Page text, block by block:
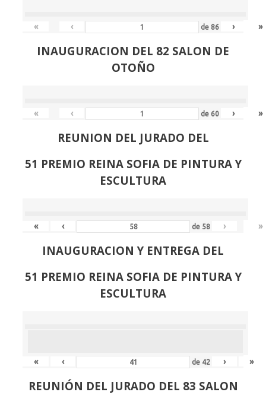
« ‹ de 86 › »
INAUGURACION DEL 82 SALON DE
OTOÑO
« ‹ de 60 › »
REUNION DEL JURADO DEL
51 PREMIO REINA SOFIA DE PINTURA Y
ESCULTURA
« ‹ de 58 › »
INAUGURACION Y ENTREGA DEL
51 PREMIO REINA SOFIA DE PINTURA Y
ESCULTURA
« ‹ de 42 › »
REUNIÓN DEL JURADO DEL 83 SALON